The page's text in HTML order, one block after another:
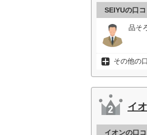
SEIYUの口
品そ
その他の
イ
イオンの口